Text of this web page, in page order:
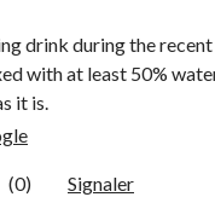
drink during the recent
with at least 50%
it is.
(0) Signaler